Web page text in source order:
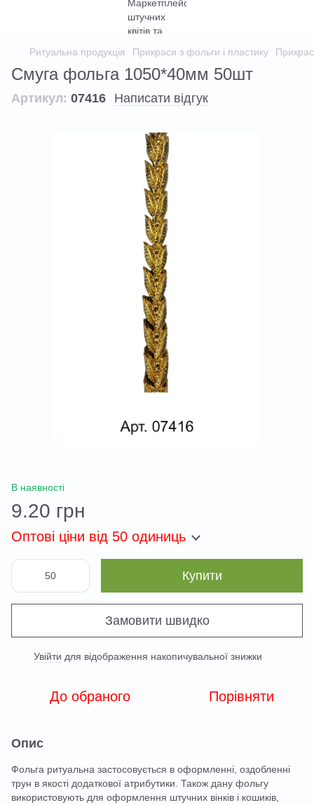
Ритуальна продукція Прикраси з фольги і пластику
Смуга фольга 1050*40мм 50шт
Артикул: 07416 Написати відгук
В наявності
9.20 грн
Оптові ціни від 50 одиниць
Купити
Замовити швидко
Увійти для відображення накопичувальної знижки
До обраного Порівняти
Опис
Фольга ритуальна застосовується в оформленні, оздобленні
трун в якості додаткової атрибутики. Також дану фольгу
використовують для оформлення штучних вінків і кошиків,